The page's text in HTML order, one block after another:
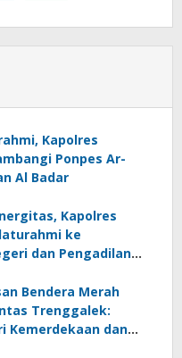
Kapolres
Ponpes Ar-
Al Badar
Kapolres
ke
dan Pengadilan
Bendera Merah
Trenggalek:
Kemerdekaan dan